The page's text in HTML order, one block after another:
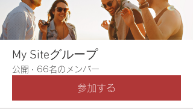
My Siteグループ
公開 · 66名のメンバー
参加する